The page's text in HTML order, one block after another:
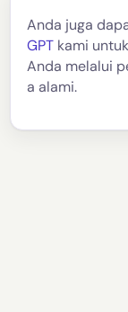
Anda juga
GPT kami
Anda melalui
a alami.